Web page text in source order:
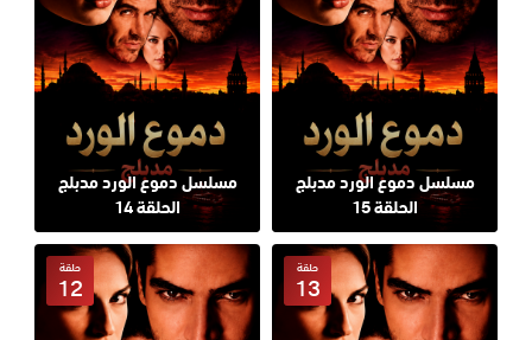
مسلسل دموع الورد مدبلج
الحلقة 15
مسلسل دموع الورد مدبلج
الحلقة 14
حلقة
13
حلقة
12